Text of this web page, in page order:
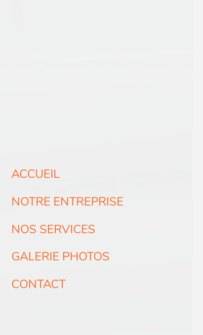
ACCUEIL
NOTRE ENTREPRISE
NOS SERVICES
GALERIE PHOTOS
CONTACT